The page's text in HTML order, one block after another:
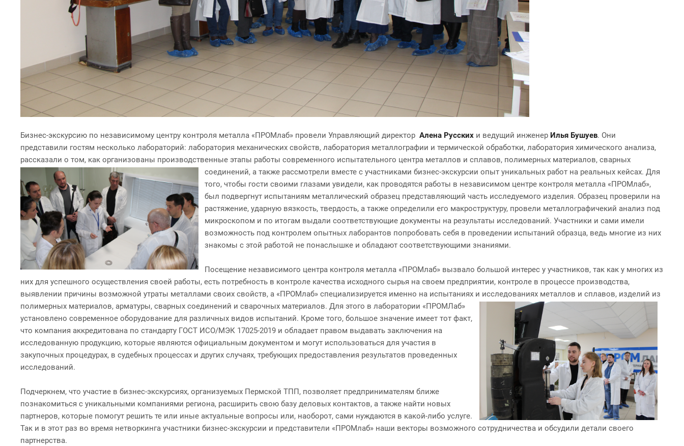
Бизнес-экскурсию по независимому центру контроля металла «ПРОМлаб» провели Управляющий директор Алена Русских и ведущий инженер Илья Бушуев. Они
представили гостям несколько лабораторий: лаборатория механических свойств, лаборатория металлографии и термической обработки, лаборатория химического анализа,
рассказали о том, как организованы производственные этапы работы современного испытательного центра металлов и сплавов, полимерных материалов, сварных
соединений, а также рассмотрели вместе с участниками бизнес-экскурсии опыт уникальных работ на реальных кейсах. Для
того, чтобы гости своими глазами увидели, как проводятся работы в независимом центре контроля металла «ПРОМлаб»,
был подвергнут испытаниям металлический образец представляющий часть исследуемого изделия. Образец проверили на
растяжение, ударную вязкость, твердость, а также определили его макроструктуру, провели металлографичекий анализ под
микроскопом и по итогам выдали соответствующие документы на результаты исследований. Участники и сами имели
возможность под контролем опытных лаборантов попробовать себя в проведении испытаний образца, ведь многие из них
знакомы с этой работой не понаслышке и обладают соответствующими знаниями.
Посещение независимого центра контроля металла «ПРОМлаб» вызвало большой интерес у участников, так как у многих из
них для успешного осуществления своей работы, есть потребность в контроле качества исходного сырья на своем предприятии, контроле в процессе производства,
выявлении причины возможной утраты металлами своих свойств, а «ПРОМлаб» специализируется именно на испытаниях и исследованиях металлов и сплавов, изделий из
полимерных материалов, арматуры, сварных соединений и сварочных материалов. Для этого в лаборатории «ПРОМЛаб»
установлено современное оборудование для различных видов испытаний. Кроме того, большое значение имеет тот факт,
что компания аккредитована по стандарту ГОСТ ИСО/МЭК 17025-2019 и обладает правом выдавать заключения на
исследованную продукцию, которые являются официальным документом и могут использоваться для участия в
закупочных процедурах, в судебных процессах и других случаях, требующих предоставления результатов проведенных
исследований.
Подчеркнем, что участие в бизнес-экскурсиях, организуемых Пермской ТПП, позволяет предпринимателям ближе
познакомиться с уникальными компаниями региона, расширить свою базу деловых контактов, а также найти новых
партнеров, которые помогут решить те или иные актуальные вопросы или, наоборот, сами нуждаются в какой-либо услуге.
Так и в этот раз во время нетворкинга участники бизнес-экскурсии и представители «ПРОМлаб» наши векторы возможного сотрудничества и обсудили детали своего
партнерства.